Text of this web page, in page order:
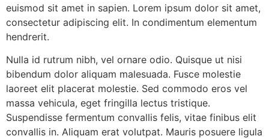
euismod sit amet in sapien. Lorem ipsum dolor sit amet,
consectetur adipiscing elit. In condimentum elementum
hendrerit.
Nulla id rutrum nibh, vel ornare odio. Quisque ut nisi
bibendum dolor aliquam malesuada. Fusce molestie
laoreet elit placerat molestie. Sed commodo eros vel
massa vehicula, eget fringilla lectus tristique.
Suspendisse fermentum convallis felis, vitae finibus elit
convallis in. Aliquam erat volutpat. Mauris posuere ligula